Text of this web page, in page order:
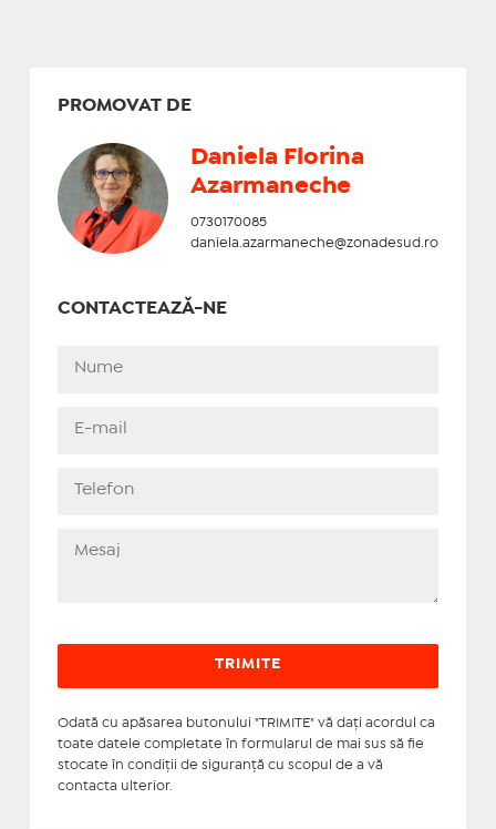
PROMOVAT DE
Daniela Florina
Azarmaneche
0730170085
daniela.azarmaneche@zonadesud.ro
CONTACTEAZĂ-NE
Odată cu apăsarea butonului "TRIMITE" vă daţi acordul ca
toate datele completate în formularul de mai sus să fie
stocate în condiţii de siguranţă cu scopul de a vă
contacta ulterior.